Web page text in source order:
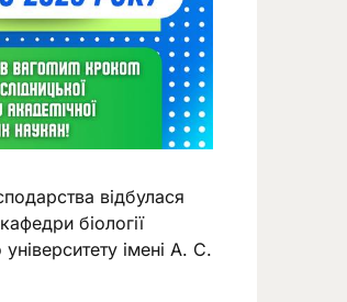
відбулася
біології
імені А. С.